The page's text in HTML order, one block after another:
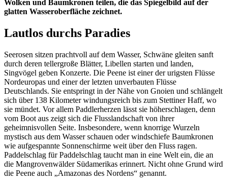
Wolken und Baumkronen teilen, die das Spiegelbild auf der
glatten Wasseroberfläche zeichnet.
Lautlos durchs Paradies
Seerosen sitzen prachtvoll auf dem Wasser, Schwäne gleiten sanft
durch deren tellergroße Blätter, Libellen starten und landen,
Singvögel geben Konzerte. Die Peene ist einer der urigsten Flüsse
Nordeuropas und einer der letzten unverbauten Flüsse
Deutschlands. Sie entspringt in der Nähe von Gnoien und schlängelt
sich über 138 Kilometer windungsreich bis zum Stettiner Haff, wo
sie mündet. Vor allem Paddlerherzen lässt sie höherschlagen, denn
vom Boot aus zeigt sich die Flusslandschaft von ihrer
geheimnisvollen Seite. Insbesondere, wenn knorrige Wurzeln
mystisch aus dem Wasser schauen oder windschiefe Baumkronen
wie aufgespannte Sonnenschirme weit über den Fluss ragen.
Paddelschlag für Paddelschlag taucht man in eine Welt ein, die an
die Mangrovenwälder Südamerikas erinnert. Nicht ohne Grund wird
die Peene auch „Amazonas des Nordens“ genannt.